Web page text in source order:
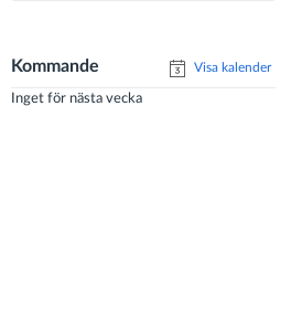
Kommande Visa kalender
Inget för nästa vecka